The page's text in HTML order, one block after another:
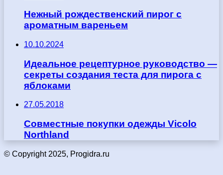
Нежный рождественский пирог с
ароматным вареньем
10.10.2024
Идеальное рецептурное руководство —
секреты создания теста для пирога с
яблоками
27.05.2018
Совместные покупки одежды Vicolo
Northland
© Copyright 2025, Progidra.ru